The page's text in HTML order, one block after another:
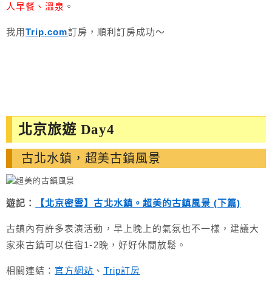
人早餐、溫泉 。
我用Trip.com訂房，順利訂房成功～
北京旅遊 Day4
古北水鎮，超美古鎮風景
遊記： 【北京密雲】古北水鎮。超美的古鎮風景 (下篇)
古鎮內有許多表演活動，早上晚上的氣氛也不一樣，建議大
家來古鎮可以住宿1-2晚，好好休閒放鬆。
相關連結： 官方網站 、 Trip訂房